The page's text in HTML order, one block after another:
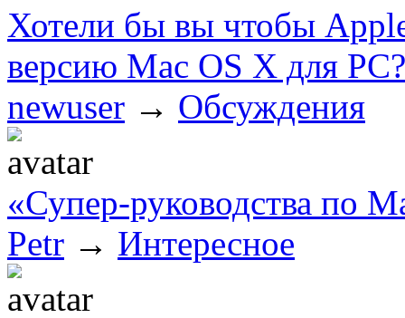
Хотели бы вы чтобы
версию Mac OS X для PC?
newuser → Обсуждения
«Супер-руководства по
Petr → Интересное